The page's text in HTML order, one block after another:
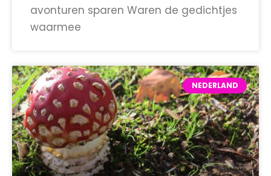
avonturen sparen Waren de gedichtjes
waarmee
NEDERLAND